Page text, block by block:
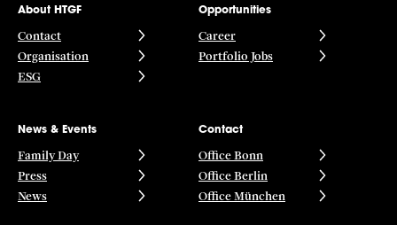
About HTGF
Contact
Organisation
ESG
Opportunities
Career
Portfolio Jobs
News & Events
Family Day
Press
News
Contact
Office Bonn
Office Berlin
Office München